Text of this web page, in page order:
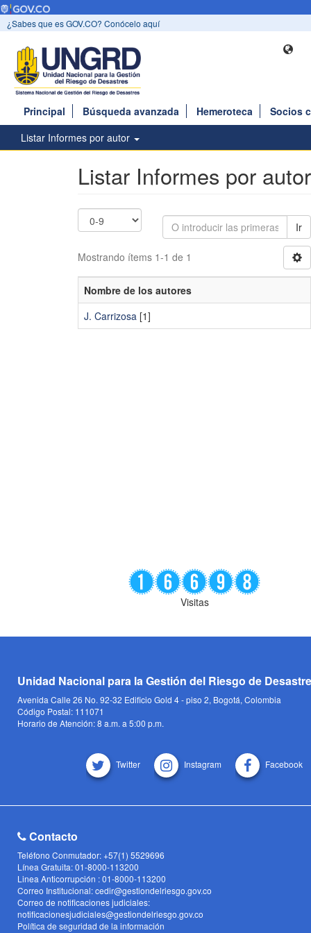
¿Sabes que es GOV.CO? Conócelo aquí
Principal Búsqueda avanzada Hemeroteca
Socios
Listar Informes por autor
Listar Informes por autor
Ir
Mostrando ítems 1-1 de 1
Nombre de los autores
J. Carrizosa [1]
Visitas
Unidad Nacional para la Gestión del Riesgo de
Avenida Calle 26 No. 92-32 Edificio Gold 4 - piso 2, Bogotá, Colombia
Código Postal: 111071
Horario de Atención: 8 a.m. a 5:00 p.m.
Twitter Instagram Facebook
Contacto
Teléfono Conmutador: +57(1) 5529696
Línea Gratuita: 01-8000-113200
Linea Anticorrupción : 01-8000-113200
Correo Institucional: cedir@gestiondelriesgo.gov.co
Correo de notificaciones judiciales:
notificacionesjudiciales@gestiondelriesgo.gov.co
Política de seguridad de la información